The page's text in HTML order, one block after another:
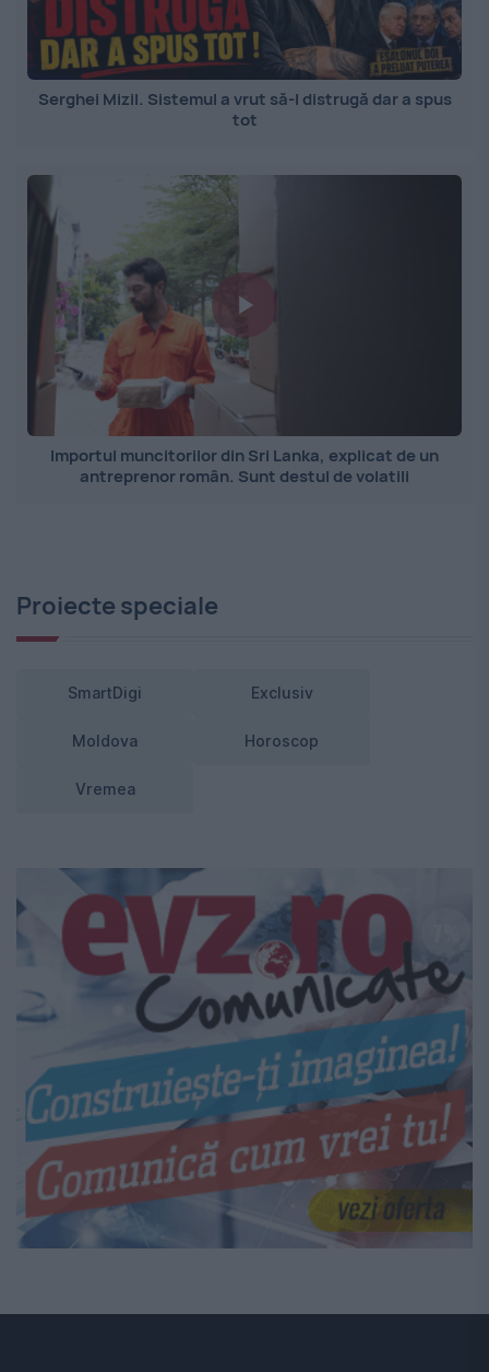
Serghei Mizil. Sistemul a vrut să-l distrugă dar a spus
tot
Importul muncitorilor din Sri Lanka, explicat de un
antreprenor român. Sunt destul de volatili
Proiecte speciale
SmartDigi Exclusiv
Moldova Horoscop
Vremea